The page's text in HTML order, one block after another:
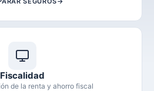
Fiscalidad
de la renta y ahorro fiscal